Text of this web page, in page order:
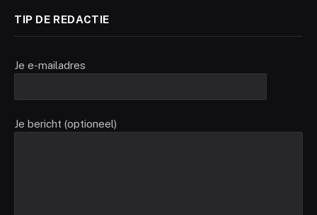
TIP DE REDACTIE
Je e-mailadres
Je bericht (optioneel)